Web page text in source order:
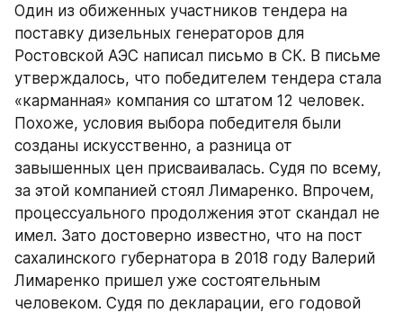
Один из обиженных участников тендера на
поставку дизельных генераторов для
Ростовской АЭС написал письмо в СК. В письме
утверждалось, что победителем тендера стала
«карманная» компания со штатом 12 человек.
Похоже, условия выбора победителя были
созданы искусственно, а разница от
завышенных цен присваивалась. Судя по всему,
за этой компанией стоял Лимаренко. Впрочем,
процессуального продолжения этот скандал не
имел. Зато достоверно известно, что на пост
сахалинского губернатора в 2018 году Валерий
Лимаренко пришел уже состоятельным
человеком. Судя по декларации, его годовой